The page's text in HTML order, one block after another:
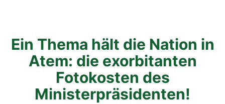
Ein Thema hält die Nation in
Atem: die exorbitanten
Fotokosten des
Ministerpräsidenten!